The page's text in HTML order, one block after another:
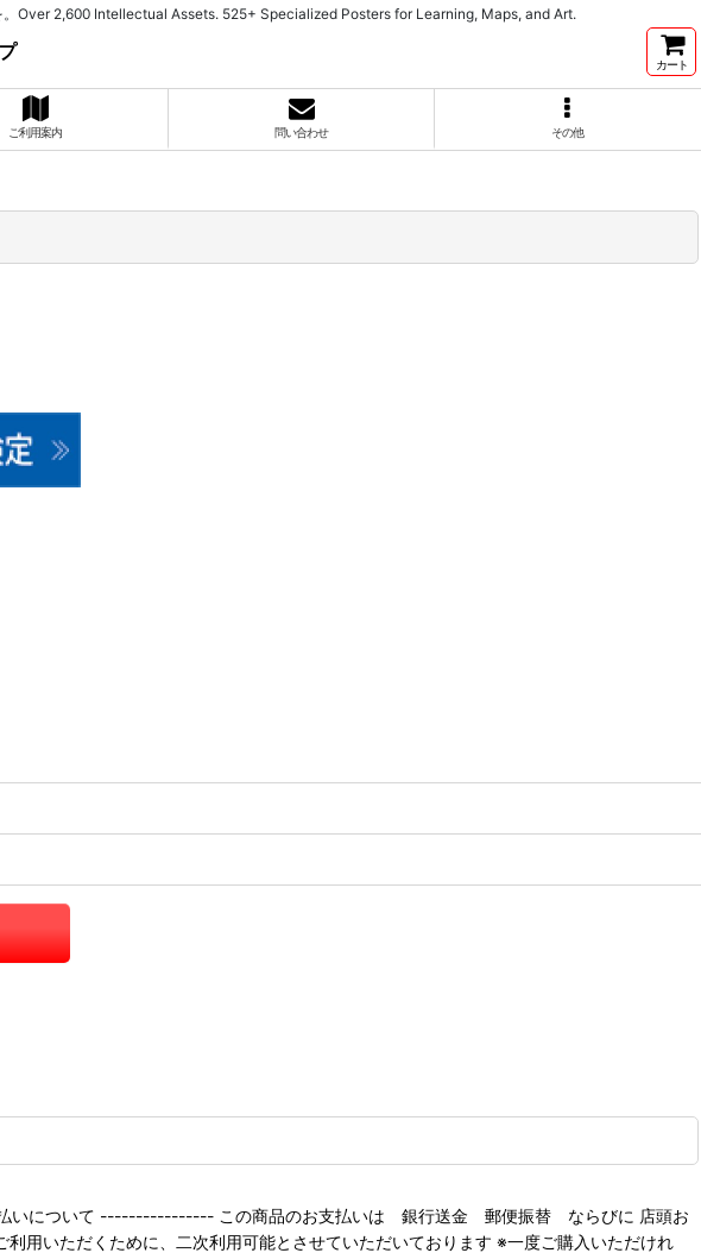
Over 2,600 Intellectual Assets. 525+ Specialized Posters for Learning, Maps, and Art.
カート
ご利用案内 問い合わせ その他
いについて ---------------- この商品のお支払いは 銀行送金 郵便振替 ならびに 店頭お
ただくために、二次利用可能とさせていただいております ※一度ご購入いただけれ